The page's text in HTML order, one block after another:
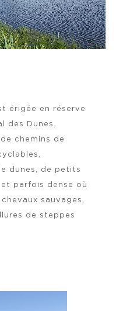
érigée en réserve
des Dunes.
chemins de
dunes, de petits
parfois dense où
sauvages,
de steppes